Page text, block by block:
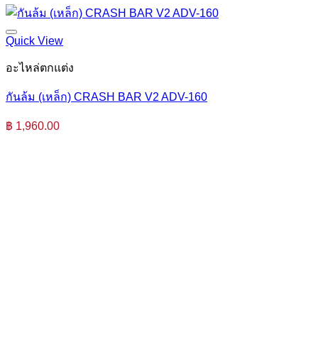
Quick View
อะไหล่ตกแต่ง
กันล้ม (เหล็ก) CRASH BAR V2 ADV-160
฿ 1,960.00